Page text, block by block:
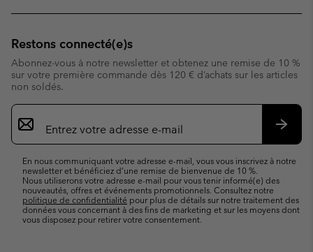
Restons connecté(e)s
Abonnez-vous à notre newsletter et obtenez une remise de 10 %
sur votre première commande dès 120 € d’achats sur les articles
non soldés.
Inscription
par
e-
En nous communiquant votre adresse e-mail, vous vous inscrivez à notre
newsletter et bénéficiez d’une remise de bienvenue de 10 %.
Nous utiliserons votre adresse e-mail pour vous tenir informé(e) des
nouveautés, offres et événements promotionnels. Consultez notre
politique de confidentialité pour plus de détails sur notre traitement des
données vous concernant à des fins de marketing et sur les moyens dont
vous disposez pour retirer votre consentement.